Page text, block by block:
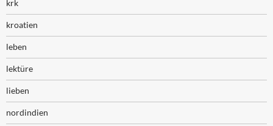
krk
kroatien
leben
lektüre
lieben
nordindien